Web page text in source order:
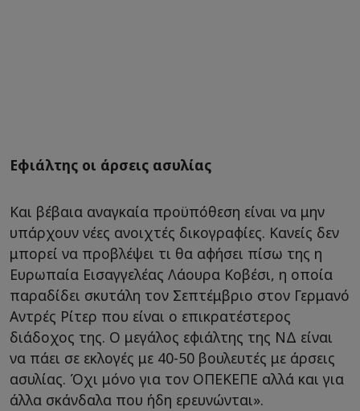
Εφιάλτης οι άρσεις ασυλίας
Και βέβαια αναγκαία προϋπόθεση είναι να μην
υπάρχουν νέες ανοιχτές δικογραφίες. Κανείς δεν
μπορεί να προβλέψει τι θα αφήσει πίσω της η
Ευρωπαία Εισαγγελέας Λάουρα Κοβέσι, η οποία
παραδίδει σκυτάλη τον Σεπτέμβριο στον Γερμανό
Αντρές Ρίτερ που είναι ο επικρατέστερος
διάδοχος της. Ο μεγάλος εφιάλτης της ΝΔ είναι
να πάει σε εκλογές με 40-50 βουλευτές με άρσεις
ασυλίας. Όχι μόνο για τον ΟΠΕΚΕΠΕ αλλά και για
άλλα σκάνδαλα που ήδη ερευνώνται».